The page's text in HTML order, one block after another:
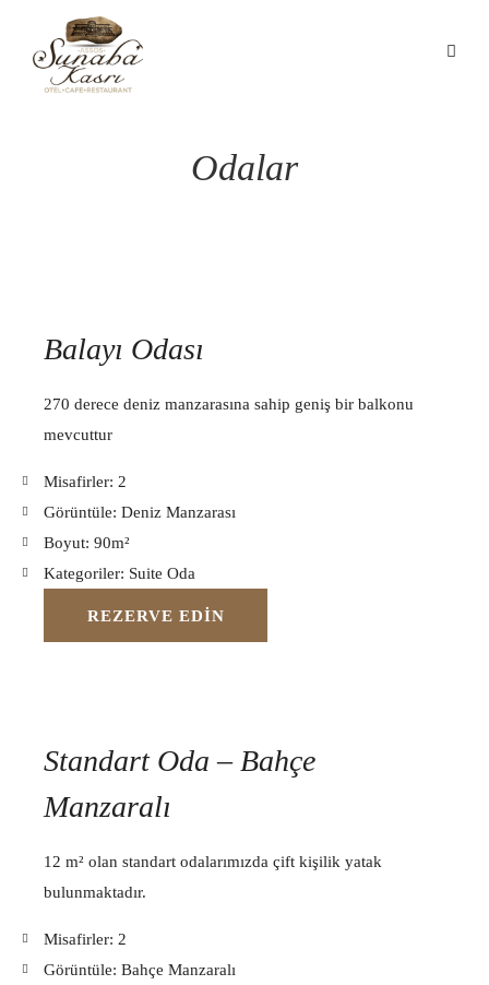
Odalar
Balayı Odası
270 derece deniz manzarasına sahip geniş bir balkonu
mevcuttur
Misafirler: 2
Görüntüle: Deniz Manzarası
Boyut: 90m²
Kategoriler: Suite Oda
REZERVE EDIN
Standart Oda – Bahçe
Manzaralı
12 m² olan standart odalarımızda çift kişilik yatak
bulunmaktadır.
Misafirler: 2
Görüntüle: Bahçe Manzaralı